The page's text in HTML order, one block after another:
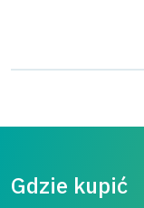
Gdzie kupić